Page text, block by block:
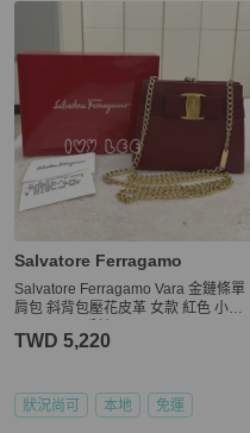
Salvatore Ferragamo
Salvatore Ferragamo Vara 金鏈條單
肩包 斜背包壓花皮革 女款 紅色 小包
TWD 5,220
狀況尚可 本地 免運